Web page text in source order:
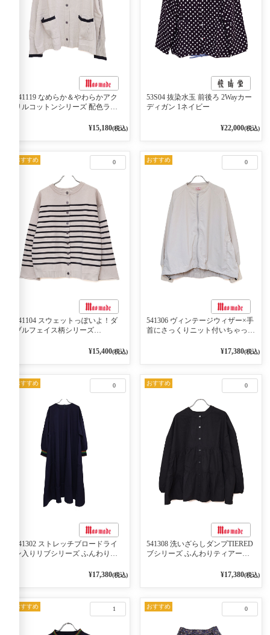
541119 なめらか＆やわらかアク
リルコットンシリーズ 配色ライ
ン 10ベージュ×ネイビー¥15,180(税込)
53S04 抜染水玉 前後ろ 2Wayカー
ディガン 1ネイビー
¥22,000(税込)
0
おすすめ
541104 スウェットっぽいよ！ダ
ブルフェイス柄シリーズ
2WAY プルオーバー 101オフベー
¥15,400(税込)
0
おすすめ
541306 ヴィンテージウィザー×手
首にさっくりニット付いちゃった
¥17,380(税込)
0
おすすめ
541302 ストレッチブロードライ
ン入りリブシリーズ ふんわりス
¥17,380(税込)
0
おすすめ
541308 洗いざらしダンプTIERED
ブシリーズ ふんわりティアード
¥17,380(税込)
1
おすすめ 0
おすすめ